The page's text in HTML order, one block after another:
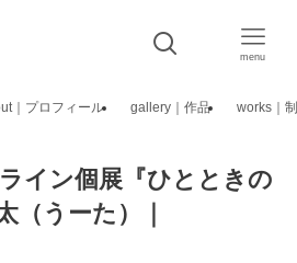
menu
｜プロフィール gallery｜作品 works｜
ライン個展『ひとときの
（うーた）｜